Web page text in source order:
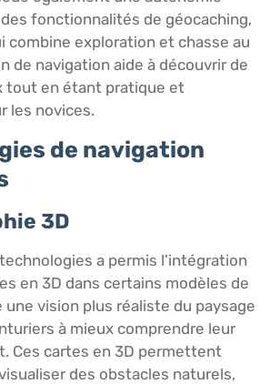
fonctionnalités de géocaching,
combine exploration et chasse au
de navigation aide à découvrir de
tout en étant pratique et
les novices.
de navigation
3D
technologies a permis l’intégration
en 3D dans certains modèles de
une vision plus réaliste du paysage
à mieux comprendre leur
Ces cartes en 3D permettent
des obstacles naturels,